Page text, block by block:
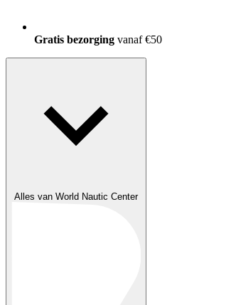
150.000+tevreden klanten
Alles van World Nautic Center